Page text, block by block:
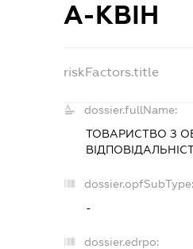
А-КВІН
riskFactors.title
dossier.fullName:
ТОВАРИСТВО З
dossier.opfSubType:
-
dossier.edrpo: